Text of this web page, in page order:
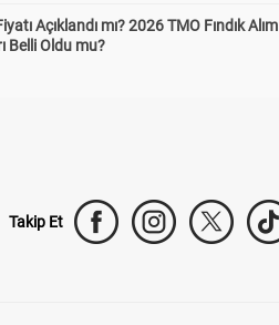
Açıklandı mı? 2026 TMO Fındık Alım
Belli Oldu mu?
Takip Et